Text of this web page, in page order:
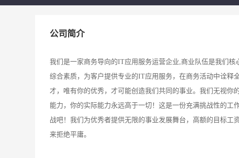
公司简介
我们是一家商务导向的IT应用服务运营企业,商业队伍是我们
综合素质，为客户提供专业的IT应用服务，在商务活动中诠释
才，唯有你的优秀，才可能创造我们共同的事业。我们无视
能力，你的实际能力永远高于一切！这是一份充满挑战性的
战吧！我们为优秀者提供无限的事业发展舞台，高额的目标
来拒绝平庸。